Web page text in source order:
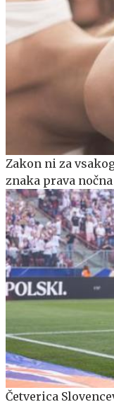
Zakon ni za
znaka prava
Četverica